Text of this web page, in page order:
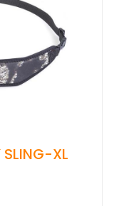
SLING-XL